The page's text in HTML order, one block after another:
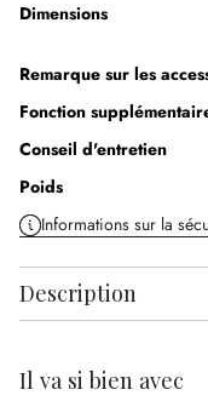
Dimensions
Remarque sur les
Fonction
Conseil d'entretien
Poids
Informations sur la
Description
Il va si bien avec